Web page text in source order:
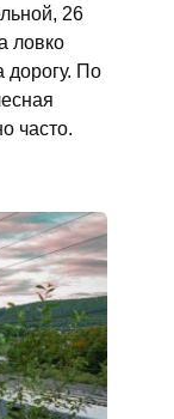
26
ловко
дорогу. По
часто.